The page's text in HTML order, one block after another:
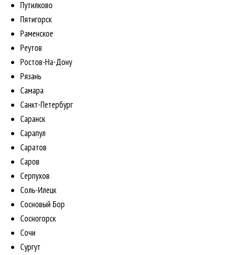
Путилково
Пятигорск
Раменское
Реутов
Ростов-На-Дону
Рязань
Самара
Санкт-Петербург
Саранск
Сарапул
Саратов
Саров
Серпухов
Соль-Илецк
Сосновый Бор
Сосногорск
Сочи
Сургут